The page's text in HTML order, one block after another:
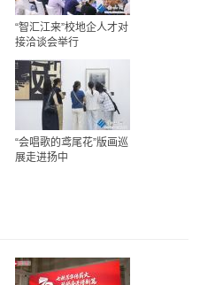
“智汇江来”校地企人才对
接洽谈会举行
“会唱歌的鸢尾花”版画巡
展走进扬中